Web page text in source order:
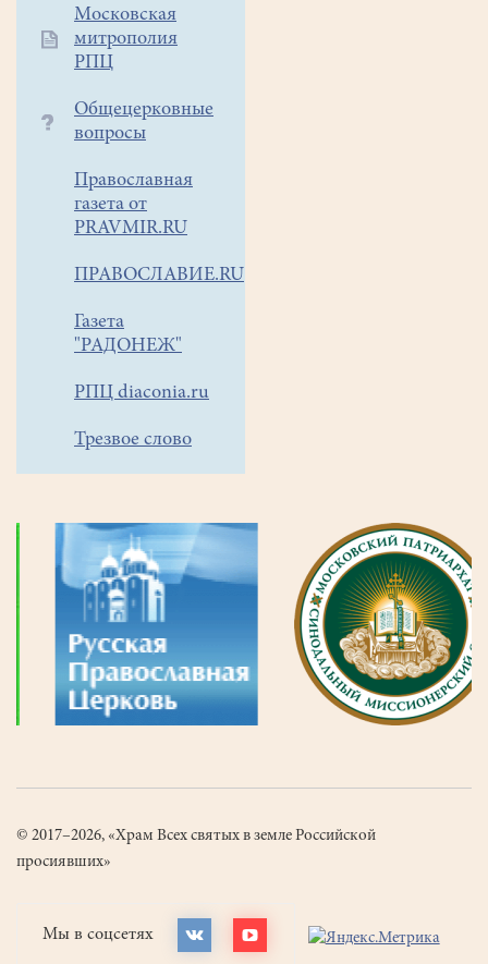
Московская
митрополия
РПЦ
Общецерковные
вопросы
Православная
газета от
PRAVMIR.RU
ПРАВОСЛАВИЕ.RU
Газета
"РАДОНЕЖ"
РПЦ diaconia.ru
Трезвое слово
© 2017–2026, «Храм Всех святых в земле Российской
просиявших»
Мы в соцсетях